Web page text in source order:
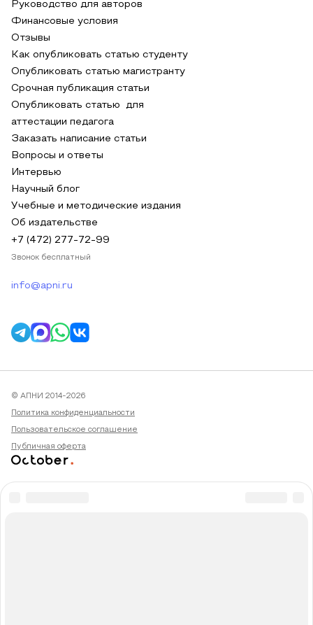
Руководство для авторов
Финансовые условия
Отзывы
Как опубликовать статью студенту
Опубликовать статью магистранту
Срочная публикация статьи
Опубликовать статью для
аттестации педагога
Заказать написание статьи
Вопросы и ответы
Интервью
Научный блог
Учебные и методические издания
Об издательстве
+7 (472) 277-72-99
Звонок бесплатный
info@apni.ru
© АПНИ 2014-2026
Политика конфиденциальности
Пользовательское соглашение
Публичная оферта